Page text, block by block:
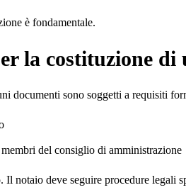
è fondamentale.
la costituzione di
documenti sono soggetti a requisiti
del consiglio di amministrazione
notaio deve seguire procedure legali